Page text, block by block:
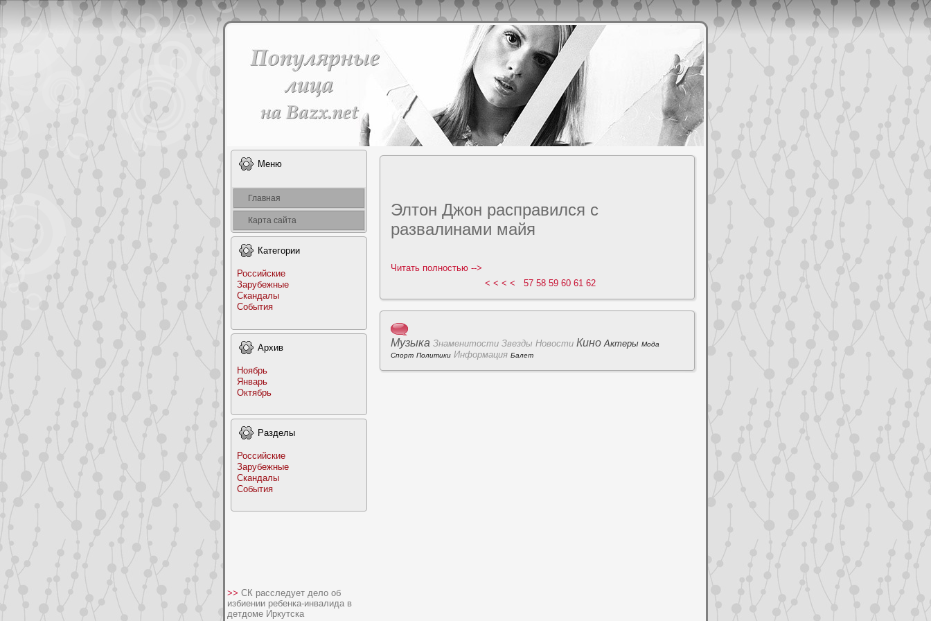
Меню
Главная
Карта сайта
Категоpии
Российские
Заpyбежные
Скандалы
События
Архив
Ноябрь
Январь
Октябрь
Раздeлы
Российские
Заpyбежные
Скандалы
События
Элтон Джон расправился с
развалинами майя
Читать полноcтью -->
< < < <
57 58 59 60 61 62
Музыка Знаменитоcти Звезды Новоcти Кино Актеры Мода
Спорт Политики Информация Балет
>> СК расследует дело об
избиении ребенка-инвалида в
детдоме Иркутска